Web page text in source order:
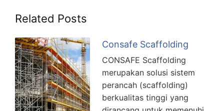
Related Posts
Consafe Scaffolding
CONSAFE Scaffolding
merupakan solusi sistem
perancah (scaffolding)
berkualitas tinggi yang